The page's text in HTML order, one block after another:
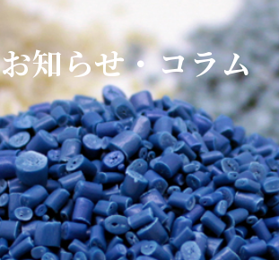
お知らせ・コラム